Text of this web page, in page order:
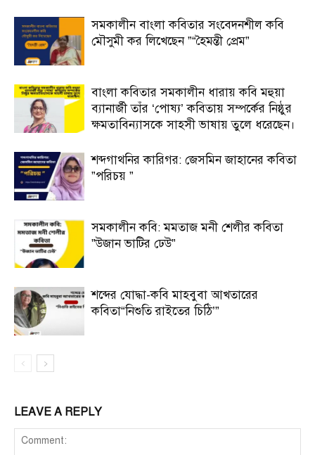
সমকালীন বাংলা কবিতার সংবেদনশীল কবি
মৌসুমী কর লিখেছেন ”“হৈমন্তী প্রেম”
বাংলা কবিতার সমকালীন ধারায় কবি মহুয়া
ব্যানার্জী তাঁর ‘পোষ্য’ কবিতায় সম্পর্কের নিষ্ঠুর
ক্ষমতাবিন্যাসকে সাহসী ভাষায় তুলে ধরেছেন।
শব্দগাথনির কারিগর: জেসমিন জাহানের কবিতা
”পরিচয় ”
সমকালীন কবি: মমতাজ মনী শেলীর কবিতা
”উজান ভাটির ঢেউ”
শব্দের যোদ্ধা-কবি মাহবুবা আখতারের
কবিতা“নিশুতি রাইতের চিঠি’”
LEAVE A REPLY